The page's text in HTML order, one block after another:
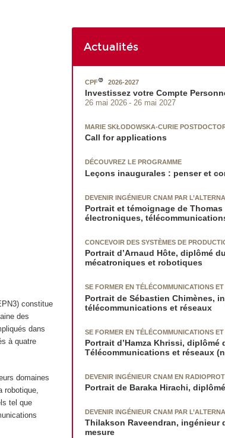
constitue
des
dans
à quatre
domaines
robotique,
tel que
Actualités
CPF 2026-2027
Investissez votre Compte
26 mai 2026 26 mai 2027
MARIE SKŁODOWSKA-CURIE
Call for applications
DÉCOUVREZ LE PROGRAMME
Leçons inaugurales : penser et
DEVENIR INGÉNIEUR CNAM PAR
Portrait et témoignage de
électroniques,
CONCEVOIR DES SYSTÈMES DE
Portrait d’Arnaud Hôte, diplômé
mécatroniques et robotiques
SE FORMER EN TÉLÉCOMMUNICATIONS
Portrait de Sébastien Chimènes,
télécommunications et réseaux
SE FORMER EN TÉLÉCOMMUNICATIONS
Portrait d’Hamza Khrissi,
Télécommunications et réseaux
DEVENIR INGÉNIEUR CNAM EN
Portrait de Baraka Hirachi,
DEVENIR INGÉNIEUR CNAM PAR
Thilakson Raveendran, ingénieur
mesure